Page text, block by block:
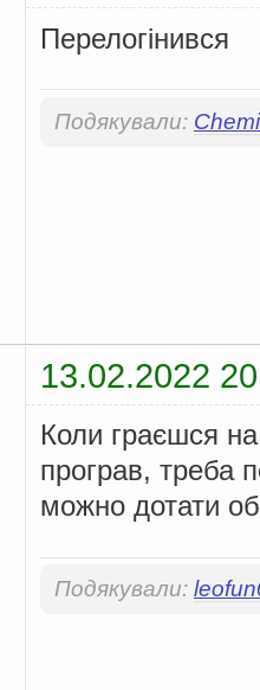
Перелогінився
Подякували:
13.02.2022
Коли граєшся на
програв, треба
можно дотати
Подякували: